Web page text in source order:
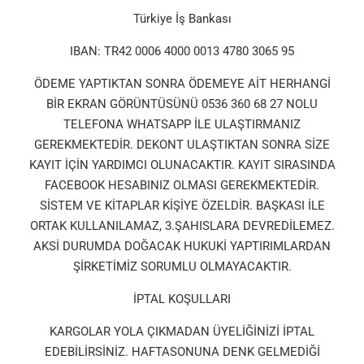
Türkiye İş Bankası
IBAN: TR42 0006 4000 0013 4780 3065 95
ÖDEME YAPTIKTAN SONRA ÖDEMEYE AİT HERHANGİ
BİR EKRAN GÖRÜNTÜSÜNÜ 0536 360 68 27 NOLU
TELEFONA WHATSAPP İLE ULAŞTIRMANIZ
GEREKMEKTEDİR. DEKONT ULAŞTIKTAN SONRA SİZE
KAYIT İÇİN YARDIMCI OLUNACAKTIR. KAYIT SIRASINDA
FACEBOOK HESABINIZ OLMASI GEREKMEKTEDİR.
SİSTEM VE KİTAPLAR KİŞİYE ÖZELDİR. BAŞKASI İLE
ORTAK KULLANILAMAZ, 3.ŞAHISLARA DEVREDİLEMEZ.
AKSİ DURUMDA DOĞACAK HUKUKİ YAPTIRIMLARDAN
ŞİRKETİMİZ SORUMLU OLMAYACAKTIR.
İPTAL KOŞULLARI
KARGOLAR YOLA ÇIKMADAN ÜYELİĞİNİZİ İPTAL
EDEBİLİRSİNİZ. HAFTASONUNA DENK GELMEDİĞİ